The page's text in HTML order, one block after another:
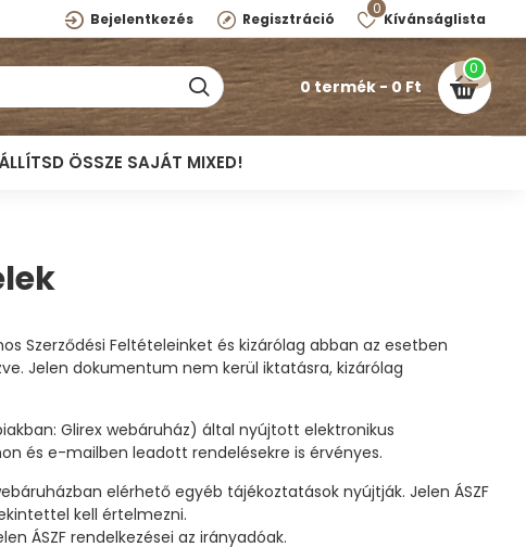
Bejelentkezés Regisztráció Kívánságlista
0
0 termék - 0 Ft
0
ÁLLÍTSD ÖSSZE SAJÁT MIXED!
Szerződési Feltételeinket és kizárólag abban az esetben
Jelen dokumentum nem kerül iktatásra, kizárólag
Glirex webáruház) által nyújtott elektronikus
és e-mailben leadott rendelésekre is érvényes.
elérhető egyéb tájékoztatások nyújtják. Jelen ÁSZF
kell értelmezni.
ÁSZF rendelkezései az irányadóak.